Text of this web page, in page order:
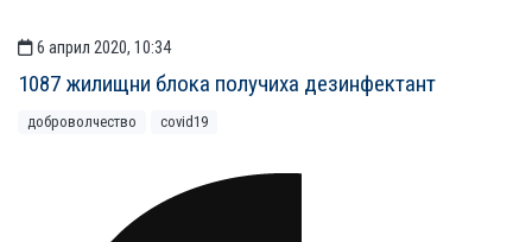
6 април 2020, 10:34
1087 жилищни блока получиха дезинфектант
доброволчество covid19